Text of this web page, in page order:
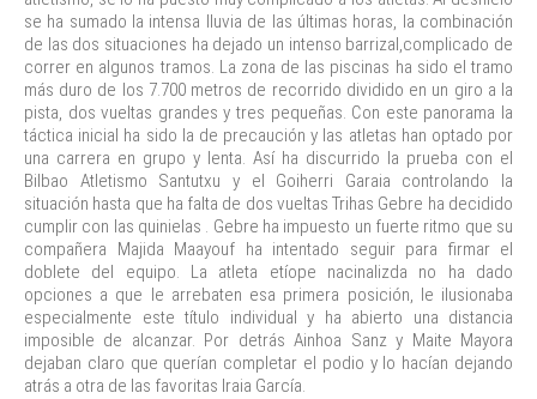
se ha sumado la intensa lluvia de las últimas horas, la combinación
de las dos situaciones ha dejado un intenso barrizal,complicado de
correr en algunos tramos. La zona de las piscinas ha sido el tramo
más duro de los 7.700 metros de recorrido dividido en un giro a la
pista, dos vueltas grandes y tres pequeñas. Con este panorama la
táctica inicial ha sido la de precaución y las atletas han optado por
una carrera en grupo y lenta. Así ha discurrido la prueba con el
Bilbao Atletismo Santutxu y el Goiherri Garaia controlando la
situación hasta que ha falta de dos vueltas Trihas Gebre ha decidido
cumplir con las quinielas . Gebre ha impuesto un fuerte ritmo que su
compañera Majida Maayouf ha intentado seguir para firmar el
doblete del equipo. La atleta etíope nacinalizda no ha dado
opciones a que le arrebaten esa primera posición, le ilusionaba
especialmente este título individual y ha abierto una distancia
imposible de alcanzar. Por detrás Ainhoa Sanz y Maite Mayora
dejaban claro que querían completar el podio y lo hacían dejando
atrás a otra de las favoritas Iraia García.